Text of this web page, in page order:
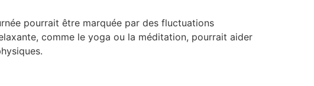
pourrait être marquée par des fluctuations
comme le yoga ou la méditation, pourrait aider